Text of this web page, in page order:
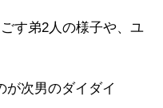
す弟2人の様子や、ユ
が次男のダイダイ